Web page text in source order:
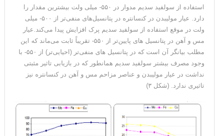
استفاده از سولفید سدیم مدوار در ۵۵۰- میلی ولت بیشترین مقدار را
دارد. عیار مولیبدن در کنسانتره در پتانسیل‌های منفی‌تر از ۵۰۰- میلی
ولت در موقع استفاده از سولفید سدیم پرک افزایش پیدا می‌کند.عیار
مس و آهن در پتانسیل های پایین‌تر از ۵۵۰- تقریباً ثابت می‌ماند که این
مطلب بیانگر آن است که در پتانسیل های منفی‌تر (احیایی‌تر) از ۵۵۰- با
وجود مصرف بیشتر سولفید سدیم همانطور که در بازیابی تاثیر مثبتی
نداشت در عیار مولیبدن و عناصر مزاحم مس و آهن در کنسانتره نیز
تاثیری ندارد. (شکل ۳)